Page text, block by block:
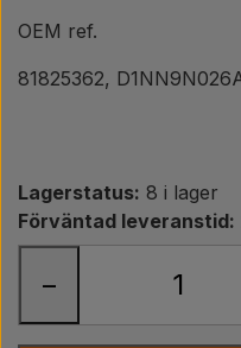
OEM ref.
81825362,
Lagerstatus: 8 i lager
Förväntad leveranstid:
−